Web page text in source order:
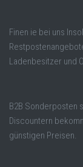
Finen ie bei uns
Ladenbesitzer und
B2B Sonderposten
Discountern
günstigen Preisen.